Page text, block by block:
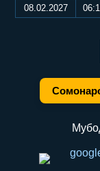
08.02.2027